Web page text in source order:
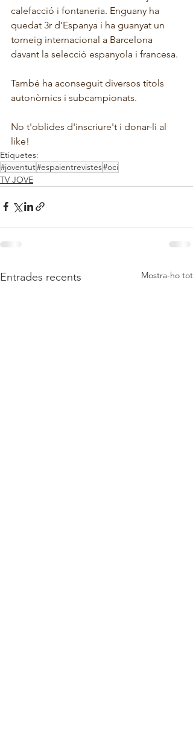
calefacció i fontaneria. Enguany ha
quedat 3r d’Espanya i ha guanyat un
torneig internacional a Barcelona
davant la selecció espanyola i francesa.
També ha aconseguit diversos títols
autonòmics i subcampionats.
No t'oblides d'inscriure't i donar-li al
like!
Etiquetes:
#joventut#espaientrevistes#oci
TV JOVE
Entrades recents Mostra-ho tot